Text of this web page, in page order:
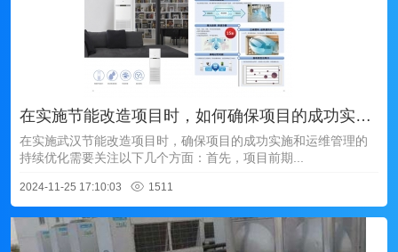
在实施节能改造项目时，如何确保项目的成功实施和运维管理的持续优化？
在实施武汉节能改造项目时，确保项目的成功实施和运维管理的
持续优化需要关注以下几个方面：首先，项目前期...
2024-11-25 17:10:03 1511